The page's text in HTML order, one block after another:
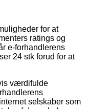
for at
ratings og
e-forhandlerens
24 stk forud for at
værdifulde
selskaber som